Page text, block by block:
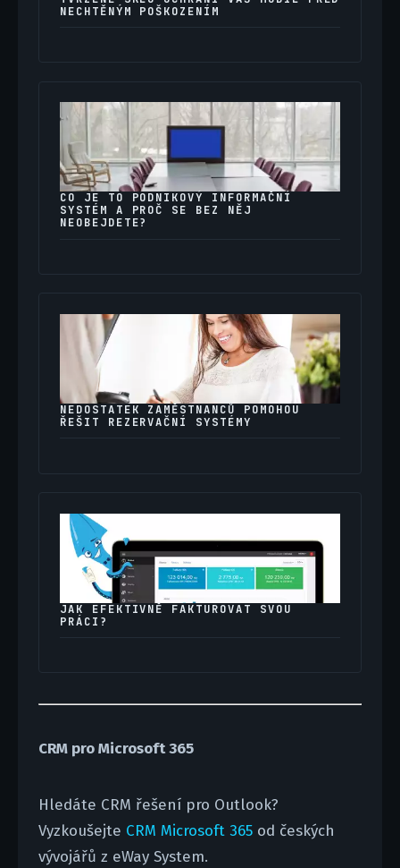
NECHTĚNÝM POŠKOZENÍM
CO JE TO PODNIKOVÝ INFORMAČNÍ
SYSTÉM A PROČ SE BEZ NĚJ
NEOBEJDETE?
NEDOSTATEK ZAMĚSTNANCŮ POMOHOU
ŘEŠIT REZERVAČNÍ SYSTÉMY
JAK EFEKTIVNĚ FAKTUROVAT SVOU
PRÁCI?
CRM pro Microsoft 365
Hledáte CRM řešení pro Outlook?
Vyzkoušejte CRM Microsoft 365od českých
vývojářů z eWay System.